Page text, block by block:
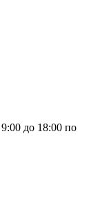
до 18:00 по